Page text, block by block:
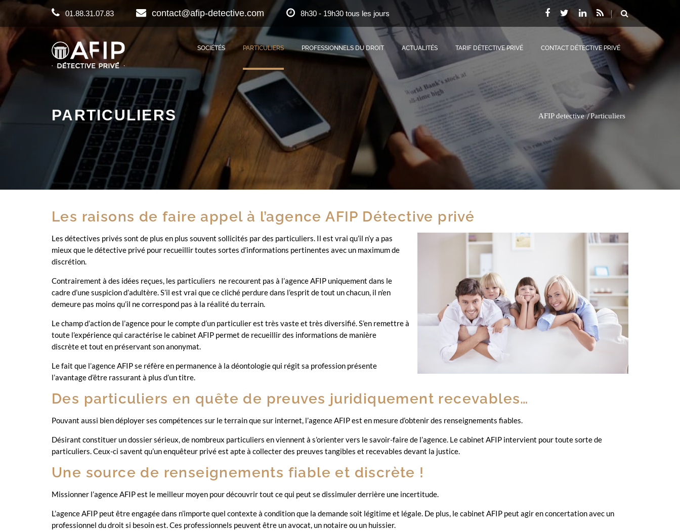
01.88.31.07.83 contact@afip-detective.com 8h30 - 19h30 tous les jours
SOCIÉTÉS PARTICULIERS PROFESSIONNELS DU DROIT ACTUALITÉS TARIF DÉTECTIVE PRIVÉ CONTACT DÉTECTIVE PRIVÉ
PARTICULIERS AFIP detective Particuliers
Les raisons de faire appel à l’agence AFIP Détective privé
Les détectives privés sont de plus en plus souvent sollicités par des particuliers. Il est vrai qu’il n’y a pas
mieux que le détective privé pour recueillir toutes sortes d’informations pertinentes avec un maximum de
discrétion.
Contrairement à des idées reçues, les particuliers ne recourent pas à l’agence AFIP uniquement dans le
cadre d’une suspicion d’adultère. S’il est vrai que ce cliché perdure dans l’esprit de tout un chacun, il n’en
demeure pas moins qu’il ne correspond pas à la réalité du terrain.
Le champ d’action de l’agence pour le compte d’un particulier est très vaste et très diversifié. S’en remettre à
toute l’expérience qui caractérise le cabinet AFIP permet de recueillir des informations de manière
discrète et tout en préservant son anonymat.
Le fait que l’agence AFIP se réfère en permanence à la déontologie qui régit sa profession présente
l’avantage d’être rassurant à plus d’un titre.
Des particuliers en quête de preuves juridiquement recevables…
Pouvant aussi bien déployer ses compétences sur le terrainque sur internet, l’agence AFIP est en mesure d’obtenir des renseignements fiables.
Désirant constituer un dossier sérieux, de nombreux particuliers en viennent à s’orienter vers le savoir-faire de l’agence. Le cabinet AFIP intervient pour toute sorte de
particuliers. Ceux-ci savent qu’un enquêteur privé est apteà collecter des preuves tangibles et recevables devant la justice.
Une source de renseignements fiable et discrète !
Missionner l’agence AFIP est le meilleur moyen pour découvrir tout ce qui peut se dissimuler derrière une incertitude.
L’agence AFIP peut être engagée dans n’importe quel contexte à condition que la demande soit légitime et légale. De plus, le cabinet AFIP peut agir en concertation avec un
professionnel du droit si besoin est. Ces professionnels peuvent être un avocat, un notaire ou un huissier.